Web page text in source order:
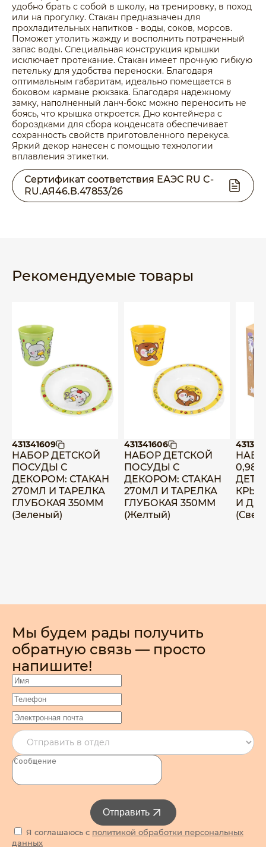
удобно брать с собой в школу, на тренировку, в поход
или на прогулку. Стакан предназначен для
прохладительных напитков - воды, соков, морсов.
Поможет утолить жажду и восполнить потраченный
запас воды. Специальная конструкция крышки
исключает протекание. Стакан имеет прочную гибкую
петельку для удобства переноски. Благодаря
оптимальным габаритам, идеально помещается в
боковом кармане рюкзака. Благодаря надежному
замку, наполненный ланч-бокс можно переносить не
боясь, что крышка откроется. Дно контейнера с
бороздками для сбора конденсата обеспечивает
сохранность свойств приготовленного перекуса.
Яркий декор нанесен с помощью технологии
вплавления этикетки.
Сертификат соответствия ЕАЭС RU C-
RU.АЯ46.В.47853/26
Рекомендуемые товары
431341609
НАБОР ДЕТСКОЙ
ПОСУДЫ С
ДЕКОРОМ: СТАКАН
270МЛ И ТАРЕЛКА
ГЛУБОКАЯ 350ММ
(Зеленый)
431341606
НАБОР ДЕТСКОЙ
ПОСУДЫ С
ДЕКОРОМ: СТАКАН
270МЛ И ТАРЕЛКА
ГЛУБОКАЯ 350ММ
(Желтый)
И
Мы будем рады получить
обратную связь — просто
напишите!
Я соглашаюсь с политикой обработки персональных
данных
Отправить